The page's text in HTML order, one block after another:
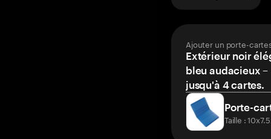
Ajouter un porte-
Extérieur noir
bleu audacieux
jusqu'à 4 cartes.
Porte-
Taille :